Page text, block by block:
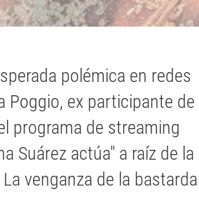
polémica en redes
Poggio, ex participante de
programa de streaming
Suárez actúa" a raíz de la
venganza de la bastarda